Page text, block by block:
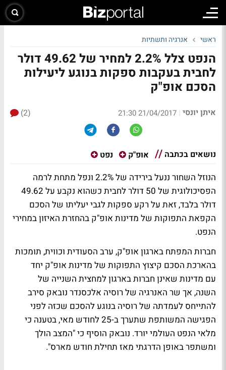
ראשי אנרגיה ותשתיות
הנפט צלל 2.2% למחיר של 49.62 דולר
לחבית בעקבות ספקות בנוגע ליעילות
הסכם אופ"ק
איתן יונסי |
21/04/2017 21:30
(2)
נושאים בכתבה אופ"ק נפט
הנוזל השחור ננעל בירידה של 2.2% ונפל מתחת לרמה
הפסיכולוגית של 50 דולר לחבית כשהוא נקבע על 49.62
דולר בלבד, זאת על רקע ספקות לגבי יעליתו של הסכם
הקפאת התפוקות של מדינות אופ"ק בהחזרת האיזון במחירי
הנפט.
חברות המפתח בארגון אופ"ק, ערב הסעודית וכווית, תומכות
בהארכת הסכם קיצוץ התפוקות של מדינות אופ"ק יחד
עם מדינות שאינן חברות בארגון למחצית השנייה של
השנה, אך שר האנרגיה של רוסיה אלכסנדר נובאק סירב
להתייחס לעמדתה של רוסיה בנוגע להסכם שכזה לפני
הפגישה המשותפת שתערך ב-25 לחודש מאי, בטענה כי
מלאי הנפט העולמי יורד. נובאק הוסיף כי "המצב הולך
ומשתפר באופן הדרגתי מאז תחילת חודש מארס".